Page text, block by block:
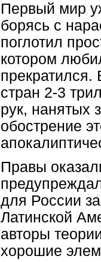
Первый мир
борясь с
поглотил
котором
стран 2-3
рук, нанятых
обострение
Правы
для России
Латинской
авторы
хорошие